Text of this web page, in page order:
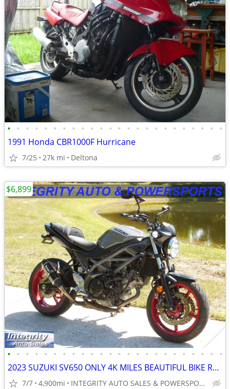
• • • • • • • • • • • • • • • • • • • • • • • •
1991 Honda CBR1000F Hurricane
7/25 27k mi Deltona
• • • • • • • • • • • • • • • • • • • • • • • •
2023 SUZUKI SV650 ONLY 4K MILES BEAUTIFUL BIKE RUNS AMAZING NO BS FEES
7/7 4,900mi INTEGRITY AUTO SALES & POWERSPORTS
$6,899